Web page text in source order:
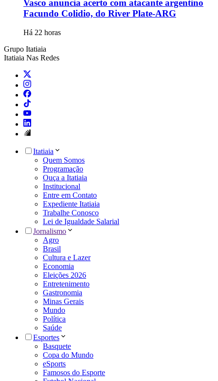
Vasco anuncia acerto com atacante argentino
Facundo Colidio, do River Plate-ARG
Há 22 horas
Grupo Itatiaia
Itatiaia Nas Redes
Itatiaia
Quem Somos
Programação
Ouça a Itatiaia
Institucional
Entre em Contato
Expediente Itatiaia
Trabalhe Conosco
Lei de Igualdade Salarial
Jornalismo
Agro
Brasil
Cultura e Lazer
Economia
Eleições 2026
Entretenimento
Gastronomia
Minas Gerais
Mundo
Política
Saúde
Esportes
Basquete
Copa do Mundo
eSports
Famosos do Esporte